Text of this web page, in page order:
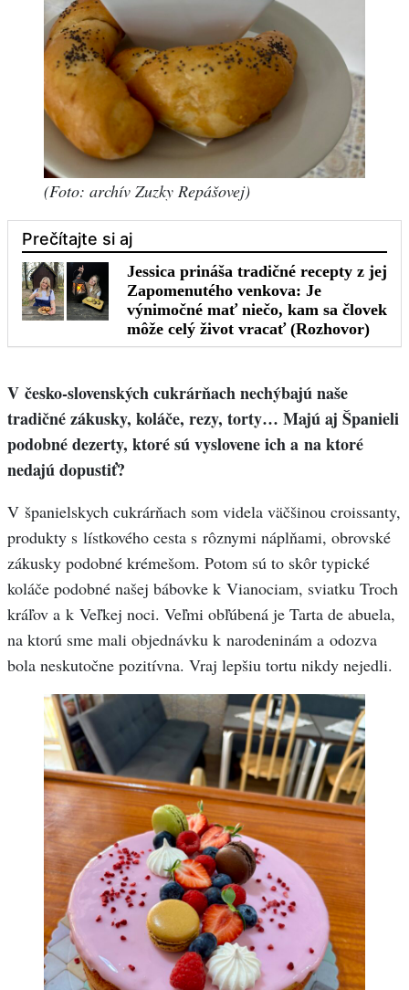
(Foto: archív Zuzky Repášovej)
V česko-slovenských cukrárňach nechýbajú naše
tradičnézákusky, koláče, rezy, torty… Majú aj Španieli
podobné dezerty, ktoré sú vyslovene ich a na ktoré
nedajú dopustiť?
V španielskych cukrárňach som videla väčšinou croissanty,
produkty s lístkového cesta s rôznymi náplňami, obrovské
zákusky podobné krémešom. Potom sú to skôr typické
koláče podobné našej bábovke k Vianociam, sviatku Troch
kráľov a k Veľkej noci. Veľmi obľúbená je Tarta de abuela,
na ktorú sme mali objednávku k narodeninám a odozva
bola neskutočne pozitívna. Vraj lepšiu tortu nikdy nejedli.